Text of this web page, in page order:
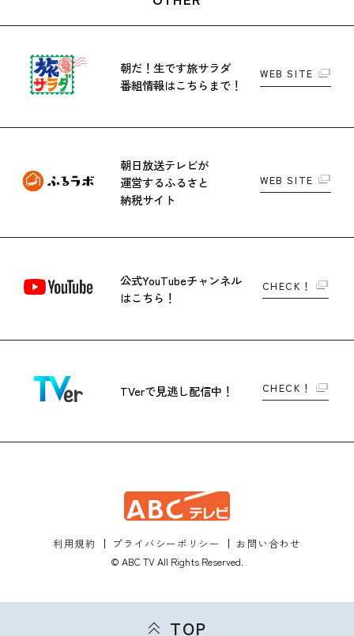
朝だ！生です旅サラダ
番組情報はこちらまで！
WEB SITE
朝日放送テレビが
運営するふるさと
納税サイト
WEB SITE
公式YouTubeチャンネル
はこちら！
CHECK！
TVerで見逃し配信中！ CHECK！
利用規約 プライバシーポリシー
お問い合わせ
© ABC TV All Rights Reserved.
TOP